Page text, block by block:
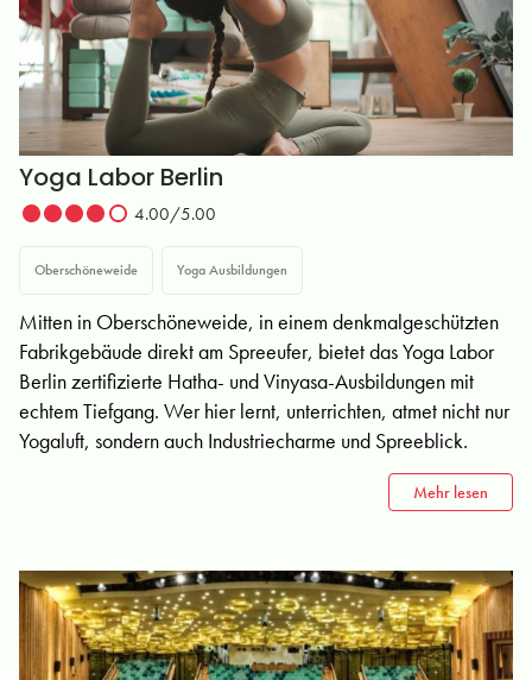
Yoga Labor Berlin
4.00/5.00
Oberschöneweide Yoga Ausbildungen
Mitten in Oberschöneweide, in einem denkmalgeschützten
Fabrikgebäude direkt am Spreeufer, bietet das Yoga Labor
Berlin zertifizierte Hatha- und Vinyasa-Ausbildungen mit
echtem Tiefgang. Wer hier lernt, unterrichten, atmet nicht nur
Yogaluft, sondern auch Industriecharme und Spreeblick.
Mehr lesen